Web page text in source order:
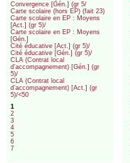
Convergence [Gén.] (gr 5/
Carte scolaire (hors EP) (fait 23)
Carte scolaire en EP : Moyens
[Act.] (gr 5)/
Carte scolaire en EP : Moyens
[Gén.]
Cité éducative [Act.] (gr 5)/
Cité éducative [Gén.] (gr 5)/
CLA (Contrat local
d’accompagnement) [Gén.] (gr
5)/
CLA (Contrat local
d’accompagnement) [Act.] (gr
5)/<50
1
2
3
4
5
6
7